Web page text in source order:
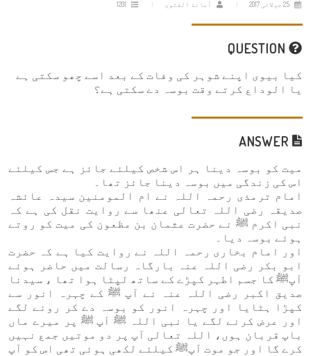
أمانة الفتوى
کیا بیوی اپنے شوہر کی وفات کے بعد اسے چھو سکتی ہے
یا الوداع کرتے وقت بوسہ دے سکتی ہے؟
میت کو بوسہ دینا ہر اس شخص کیلئے جائز ہے جس کیلئے
اس کی زندگی میں بوسہ دینا جائز تھا۔
امام ترمذی رحمہ اللہ نے ام المومنین سیدہ عائشہ
صدیقہ رضی اللہ تعالی عنھا سے روایت نقل کی ہے کہ
نبی اکرم ﷺ نے حضرت عثمان بن مظعون کی میت کو روتے
ہوئے بوسہ دیا۔
اور امام بخاری رحمہ اللہ نے روایت کیا ہے کہ حضرت
ابو بکر رضی اللہ عنہ بارگاہ رسالت میں حاضر ہوئے
آپﷺ کا جسم اطہر کپڑے کے ساتھ لپٹا ہوا تھا ، سیدنا
صدیق اکبر رضی اللہ عنہ نے آپ ﷺ کے چہرہ انور سے
کپڑا ہٹایا اور چہرہ انور کو بوسہ دے کر رونے لگے
اور عرض کرنے لگے یا نبی اللہ ﷺ آپ ﷺ پر میرے ماں
باپ قربان ہوں، اللہ تعالی آپ پر دو موتیں جمع نہیں
کرے گا اور جو موت آپﷺ کیلئے لکھی ہوئی تھی اس کو آپ